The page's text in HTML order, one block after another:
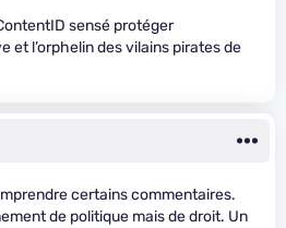
sensé protéger
et l’orphelin des vilains pirates de
certains commentaires.
de politique mais de droit. Un